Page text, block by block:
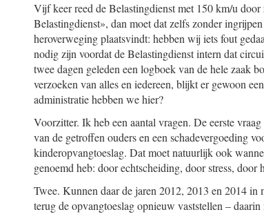
Vijf keer reed de Belastingdienst met 150 km/u
Belastingdienst», dan moet dat zelfs zonder
heroverweging plaatsvindt: hebben wij iets fout
nodig zijn voordat de Belastingdienst intern dat
twee dagen geleden een logboek van de hele zaak
verzoeken van alles en iedereen, blijkt er gewoon
administratie hebben we hier?
Voorzitter. Ik heb een aantal vragen. De eerste
van de getroffen ouders en een schadevergoeding
kinderopvangtoeslag. Dat moet natuurlijk ook
genoemd heb: door echtscheiding, door stress,
Twee. Kunnen daar de jaren 2012, 2013 en 2014
terug de opvangtoeslag opnieuw vaststellen –